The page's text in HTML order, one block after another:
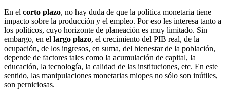
En el corto plazo, no hay duda de que la política monetaria tiene
impacto sobre la producción y el empleo. Por eso les interesa tanto a
los políticos, cuyo horizonte de planeación es muy limitado. Sin
embargo, en el largo plazo, el crecimiento del PIB real, de la
ocupación, de los ingresos, en suma, del bienestar de la población,
depende de factores tales como la acumulación de capital, la
educación, la tecnología, la calidad de las instituciones, etc. En este
sentido, las manipulaciones monetarias miopes no sólo son inútiles,
son perniciosas.